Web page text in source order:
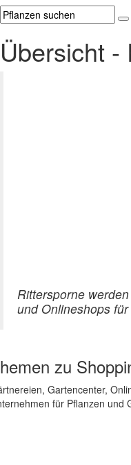
Übersicht -
Rittersporne
und Onlineshops
zu
Gartencenter,
für Pflanzen und